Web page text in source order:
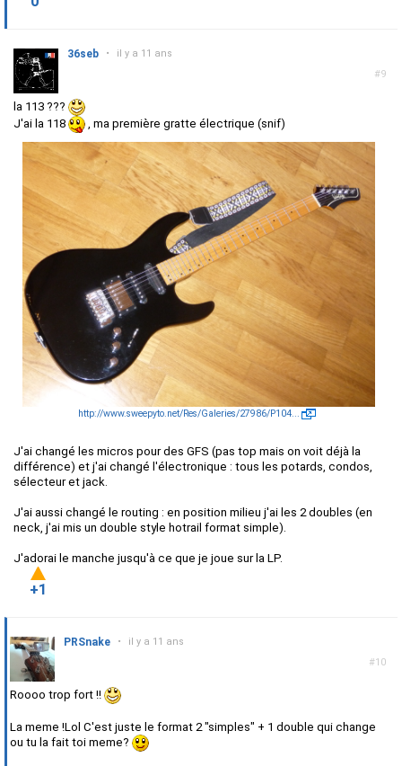
#9
36seb • il y a 11 ans
la 113 ???
J'ai la 118
, ma première gratte électrique (snif)
http://www.sweepyto.net/Res/Galeries/27986/P104...
J'ai changé les micros pour des GFS (pas top mais on voit déjà la
différence) et j'ai changé l'électronique : tous les potards, condos,
sélecteur et jack.
J'ai aussi changé le routing : en position milieu j'ai les 2 doubles (en
neck, j'ai mis un double style hotrail format simple).
J'adorai le manche jusqu'à ce que je joue sur la LP.
+1
#10
PRSnake • il y a 11 ans
Roooo trop fort !!
La meme !Lol C'est juste le format 2 "simples" + 1 double qui change
ou tu la fait toi meme?